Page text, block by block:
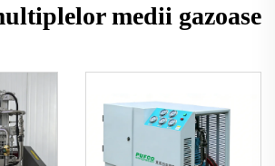
medii gazoase